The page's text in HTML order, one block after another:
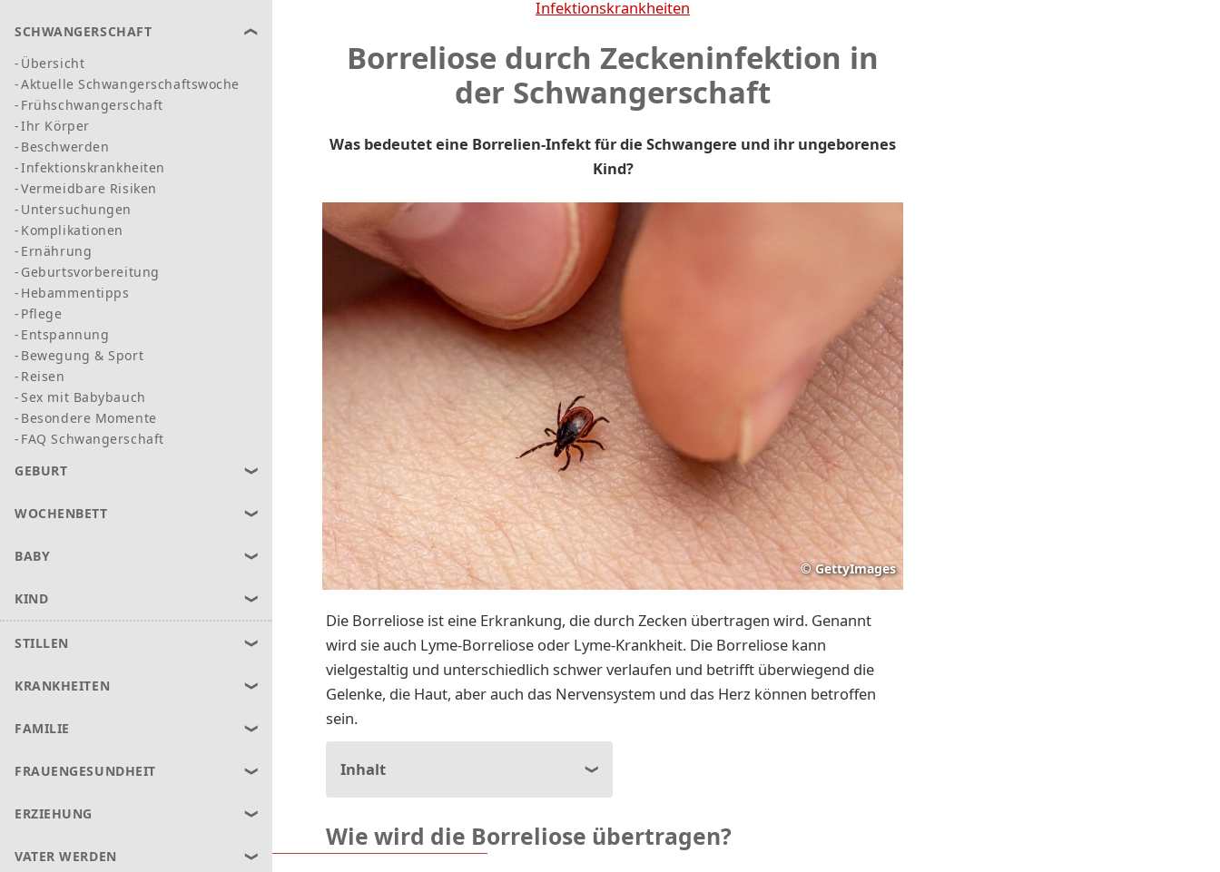
SCHWANGERSCHAFT
Übersicht
Aktuelle Schwangerschaftswoche
Frühschwangerschaft
Ihr Körper
Beschwerden
Infektionskrankheiten
Vermeidbare Risiken
Untersuchungen
Komplikationen
Ernährung
Geburtsvorbereitung
Hebammentipps
Pflege
Entspannung
Bewegung & Sport
Reisen
Sex mit Babybauch
Besondere Momente
FAQ Schwangerschaft
GEBURT
WOCHENBETT
BABY
KIND
STILLEN
KRANKHEITEN
FAMILIE
FRAUENGESUNDHEIT
ERZIEHUNG
VATER WERDEN
Infektionskrankheiten
Borreliose durch Zeckeninfektion in
der Schwangerschaft
Was bedeutet eine Borrelien-Infekt für die Schwangere und ihr ungeborenes
Kind?
© GettyImages
Die Borreliose ist eine Erkrankung, die durch Zecken übertragen wird. Genannt
wird sie auch Lyme-Borreliose oder Lyme-Krankheit. Die Borreliose kann
vielgestaltig und unterschiedlich schwer verlaufen und betrifft überwiegend die
Gelenke, die Haut, aber auch das Nervensystem und das Herz können betroffen
sein.
Inhalt
Wie wird die Borreliose übertragen?